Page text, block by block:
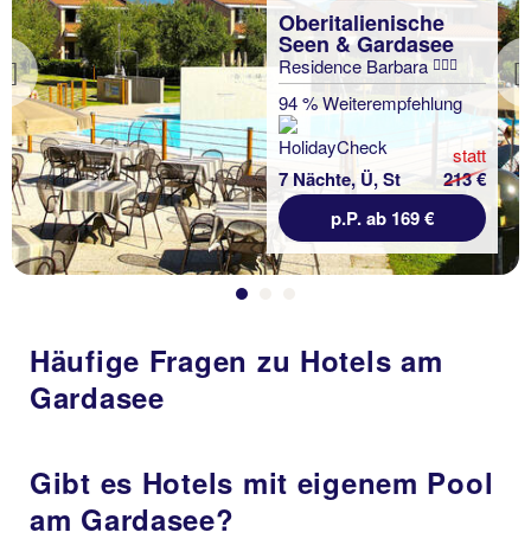
Previous
Oberitalienische
Seen & Gardasee
Residence Barbara
94 % Weiterempfehlung
7 Nächte, Ü, St
statt
213 €
p.P. ab 169 €
Häufige Fragen zu Hotels am
Gardasee
Gibt es Hotels mit eigenem Pool
am Gardasee?